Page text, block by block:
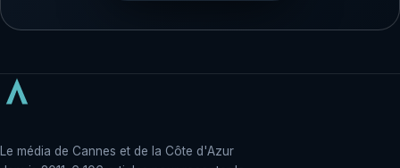
Le média de Cannes et de la Côte d'Azur